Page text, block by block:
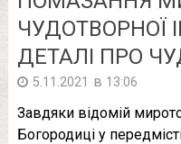
ЧУДОТВОРНОЇ
ДЕТАЛІ ПРО
5.11.2021 в 13:06
Завдяки відомій
Богородиці у